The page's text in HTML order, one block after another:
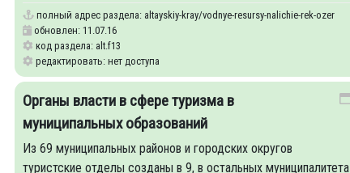
полный адрес раздела: altayskiy-kray/vodnye-resursy-nalichie-rek-ozer
обновлен: 11.07.16
код раздела: alt.f13
редактировать: нет доступа
Органы власти в сфере туризма в
муниципальных образований
Из 69 муниципальных районов и городских округов
туристские отделы созданы в 9, в остальных муниципалитета